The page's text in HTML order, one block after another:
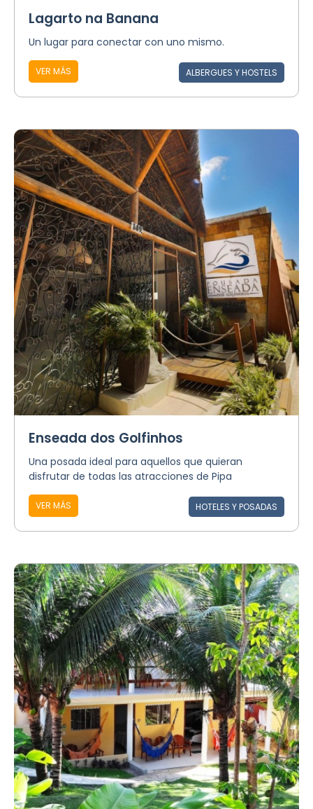
Lagarto na Banana
Un lugar para conectar con uno mismo.
VER MÁS ALBERGUES Y HOSTELS
Enseada dos Golfinhos
Una posada ideal para aquellos que quieran
disfrutar de todas las atracciones de Pipa
VER MÁS HOTELES Y POSADAS